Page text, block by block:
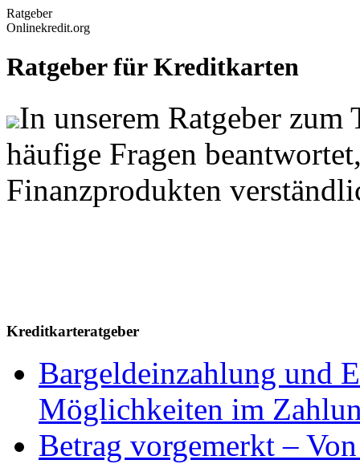
Ratgeber
Onlinekredit.org
Ratgeber für Kreditkarten
In unserem Ratgeber
häufige Fragen
Finanzprodukten
Kreditkarteratgeber
Bargeldeinzahlung und
Möglichkeiten im
Betrag vorgemerkt –